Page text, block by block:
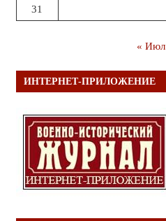
31
« Июл
ИНТЕРНЕТ-ПРИЛОЖЕНИЕ